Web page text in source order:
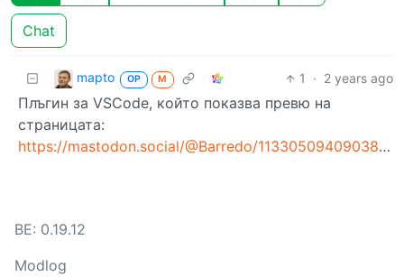
Chat
mapto OP M 1 · 2 years ago
Плъгин за VSCode, който показва превю на
страницата:
https://mastodon.social/@Barredo/113305094090388264
BE: 0.19.12
Modlog